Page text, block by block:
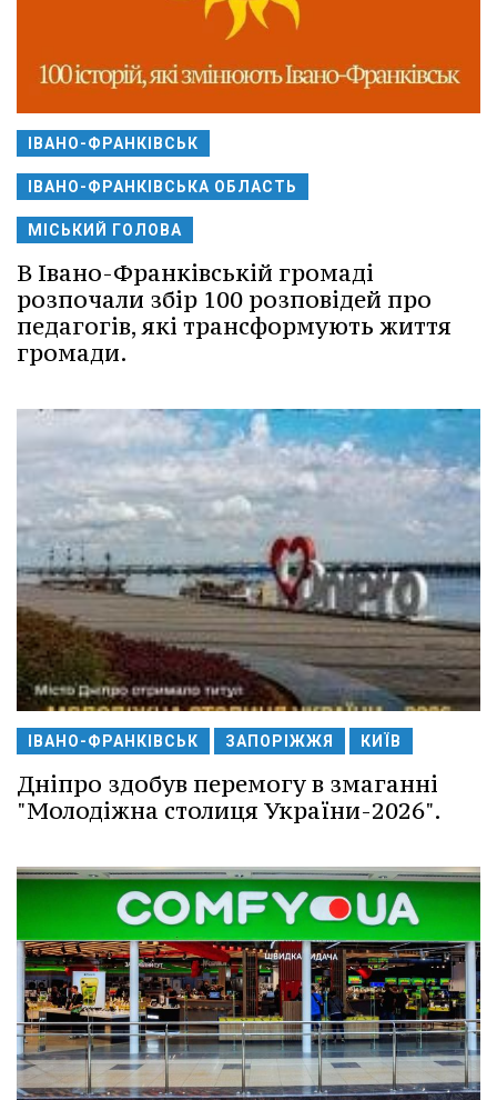
ІВАНО-ФРАНКІВСЬК
ІВАНО-ФРАНКІВСЬКА ОБЛАСТЬ
МІСЬКИЙ ГОЛОВА
В Івано-Франківській громаді
розпочали збір 100 розповідей про
педагогів, які трансформують життя
громади.
ІВАНО-ФРАНКІВСЬК ЗАПОРІЖЖЯ КИЇВ
Дніпро здобув перемогу в змаганні
"Молодіжна столиця України-2026".